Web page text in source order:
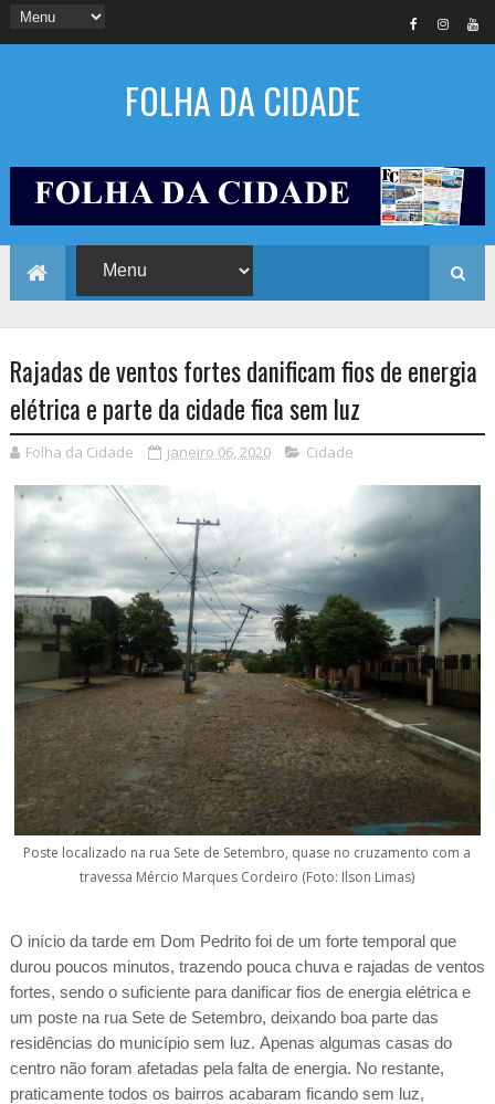
FOLHA DA CIDADE
Rajadas de ventos fortes danificam fios de energia
elétrica e parte da cidade fica sem luz
Folha da Cidade janeiro 06, 2020 Cidade
Poste localizado na rua Sete de Setembro, quase no cruzamento com a
travessa Mércio Marques Cordeiro (Foto: Ilson Limas)
O início da tarde em Dom Pedrito foi de um forte temporal que
durou poucos minutos, trazendo pouca chuva e rajadas de ventos
fortes, sendo o suficiente para danificar fios de energia elétrica e
um poste na rua Sete de Setembro, deixando boa parte das
residências do município sem luz. Apenas algumas casas do
centro não foram afetadas pela falta de energia. No restante,
praticamente todos os bairros acabaram ficando sem luz,